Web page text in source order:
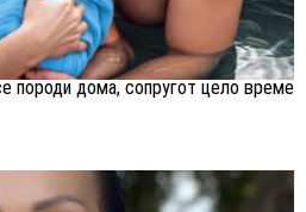
породи дома, сопругот цело време